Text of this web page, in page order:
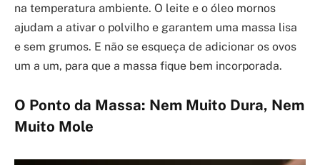
na temperatura ambiente. O leite e o óleo mornos
ajudam a ativar o polvilho e garantem uma massa lisa
e sem grumos. E não se esqueça de adicionar os ovos
um a um, para que a massa fique bem incorporada.
O Ponto da Massa: Nem Muito Dura, Nem
Muito Mole